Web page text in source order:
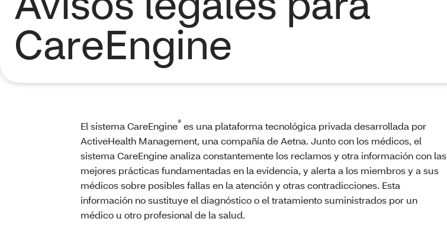
CareEngine
El sistema CareEngine® es una plataforma tecnológica privada desarrollada por
ActiveHealth Management, una compañía de Aetna. Junto con los médicos, el
sistema CareEngine analiza constantemente los reclamos y otra información con las
mejores prácticas fundamentadas en la evidencia, y alerta a los miembros y a sus
médicos sobre posibles fallas en la atención y otras contradicciones. Esta
información no sustituye el diagnóstico o el tratamiento suministrados por un
médico u otro profesional de la salud.